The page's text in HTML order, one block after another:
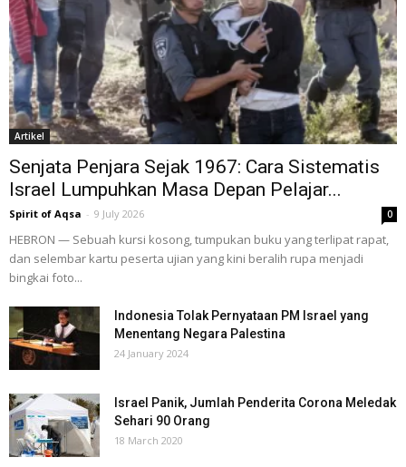
Artikel
Senjata Penjara Sejak 1967: Cara Sistematis
Israel Lumpuhkan Masa Depan Pelajar...
Spirit of Aqsa - 9 July 2026 0
HEBRON — Sebuah kursi kosong, tumpukan buku yang terlipat rapat,
dan selembar kartu peserta ujian yang kini beralih rupa menjadi
bingkai foto...
Indonesia Tolak Pernyataan PM Israel yang
Menentang Negara Palestina
24 January 2024
Israel Panik, Jumlah Penderita Corona Meledak
Sehari 90 Orang
18 March 2020